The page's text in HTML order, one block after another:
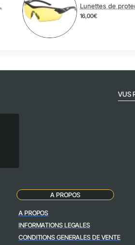
16,00€
VUS
A PROPOS
A PROPOS
INFORMATIONS LEGALES
CONDITIONS GENERALES DE VENTE